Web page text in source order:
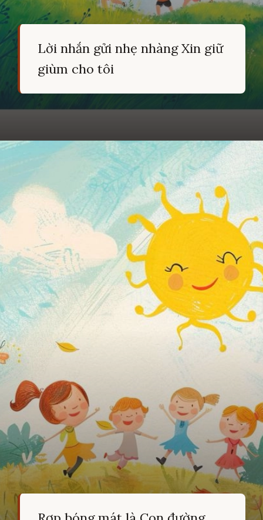
Lời nhắn gửi nhẹ nhàng Xin giữ
giùm cho tôi
https://hocsinhgioi.vn/tho-ve-tuoi-tho